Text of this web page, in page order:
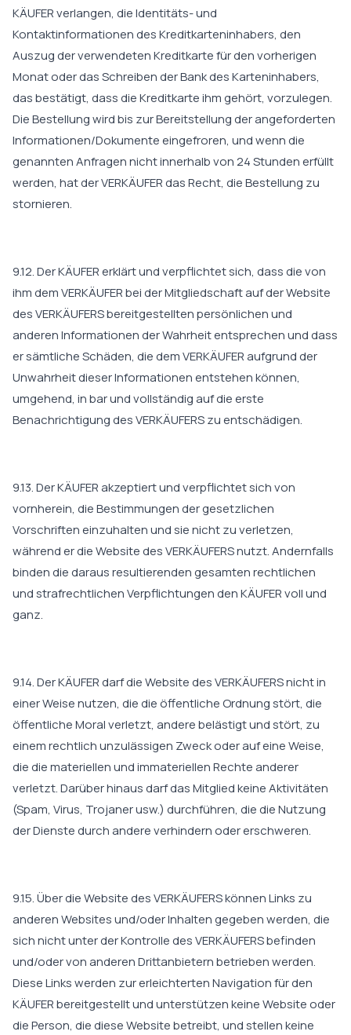
KÄUFER verlangen, die Identitäts- und
Kontaktinformationen des Kreditkarteninhabers, den
Auszug der verwendeten Kreditkarte für den vorherigen
Monat oder das Schreiben der Bank des Karteninhabers,
das bestätigt, dass die Kreditkarte ihm gehört, vorzulegen.
Die Bestellung wird bis zur Bereitstellung der angeforderten
Informationen/Dokumente eingefroren, und wenn die
genannten Anfragen nicht innerhalb von 24 Stunden erfüllt
werden, hat der VERKÄUFER das Recht, die Bestellung zu
stornieren.
9.12. Der KÄUFER erklärt und verpflichtet sich, dass die von
ihm dem VERKÄUFER bei der Mitgliedschaft auf der Website
des VERKÄUFERS bereitgestellten persönlichen und
anderen Informationen der Wahrheit entsprechen und dass
er sämtliche Schäden, die dem VERKÄUFER aufgrund der
Unwahrheit dieser Informationen entstehen können,
umgehend, in bar und vollständig auf die erste
Benachrichtigung des VERKÄUFERS zu entschädigen.
9.13. Der KÄUFER akzeptiert und verpflichtet sich von
vornherein, die Bestimmungen der gesetzlichen
Vorschriften einzuhalten und sie nicht zu verletzen,
während er die Website des VERKÄUFERS nutzt. Andernfalls
binden die daraus resultierenden gesamten rechtlichen
und strafrechtlichen Verpflichtungen den KÄUFER voll und
ganz.
9.14. Der KÄUFER darf die Website des VERKÄUFERS nicht in
einer Weise nutzen, die die öffentliche Ordnung stört, die
öffentliche Moral verletzt, andere belästigt und stört, zu
einem rechtlich unzulässigen Zweck oder auf eine Weise,
die die materiellen und immateriellen Rechte anderer
verletzt. Darüber hinaus darf das Mitglied keine Aktivitäten
(Spam, Virus, Trojaner usw.) durchführen, die die Nutzung
der Dienste durch andere verhindern oder erschweren.
9.15. Über die Website des VERKÄUFERS können Links zu
anderen Websites und/oder Inhalten gegeben werden, die
sich nicht unter der Kontrolle des VERKÄUFERS befinden
und/oder von anderen Drittanbietern betrieben werden.
Diese Links werden zur erleichterten Navigation für den
KÄUFER bereitgestellt und unterstützen keine Website oder
die Person, die diese Website betreibt, und stellen keine